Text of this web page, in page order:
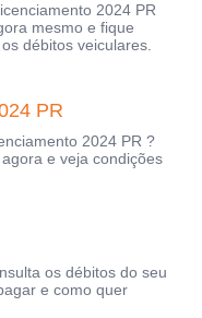
2024 PR
mesmo e fique
débitos veiculares.
PR
2024 PR ?
e veja condições
os débitos do seu
e como quer